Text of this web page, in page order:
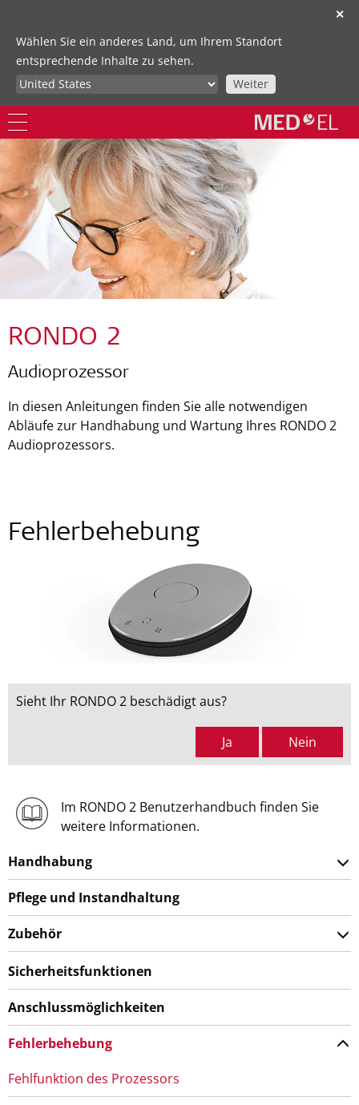
✕
Wählen Sie ein anderes Land, um Ihrem Standort
entsprechende Inhalte zu sehen.
Weiter
RONDO 2
Audioprozessor
In diesen Anleitungen finden Sie alle notwendigen
Abläufe zur Handhabung und Wartung Ihres RONDO 2
Audioprozessors.
Fehlerbehebung
Sieht Ihr RONDO 2 beschädigt aus?
Ja Nein
Im RONDO 2 Benutzerhandbuch finden Sie
weitere Informationen.
Handhabung
Pflege und Instandhaltung
Zubehör
Sicherheitsfunktionen
Anschlussmöglichkeiten
Fehlerbehebung
Fehlfunktion des Prozessors